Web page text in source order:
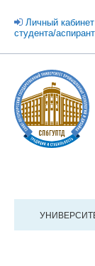
Личный кабинет
студента/